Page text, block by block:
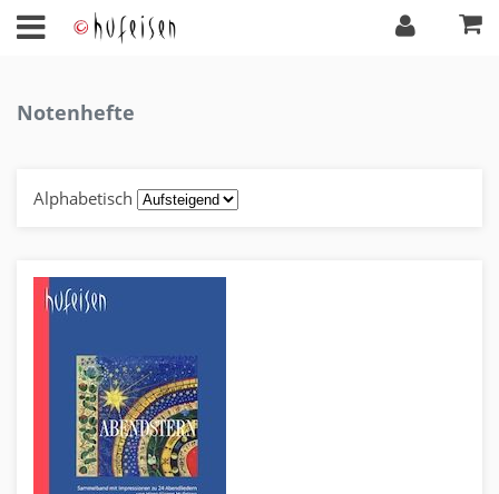
Notenhefte
Alphabetisch